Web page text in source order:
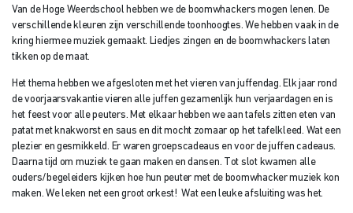
Van de Hoge Weerdschool hebben we de boomwhackers mogen lenen. De
verschillende kleuren zijn verschillende toonhoogtes. We hebben vaak in de
kring hiermee muziek gemaakt. Liedjes zingen en de boomwhackers laten
tikken op de maat.
Het thema hebben we afgesloten met het vieren van juffendag. Elk jaar rond
de voorjaarsvakantie vieren alle juffen gezamenlijk hun verjaardagen en is
het feest voor alle peuters. Met elkaar hebben we aan tafels zitten eten van
patat met knakworst en saus en dit mocht zomaar op het tafelkleed. Wat een
plezier en gesmikkeld. Er waren groepscadeaus en voor de juffen cadeaus.
Daarna tijd om muziek te gaan maken en dansen. Tot slot kwamen alle
ouders/begeleiders kijken hoe hun peuter met de boomwhacker muziek kon
maken. We leken net een groot orkest! Wat een leuke afsluiting was het.